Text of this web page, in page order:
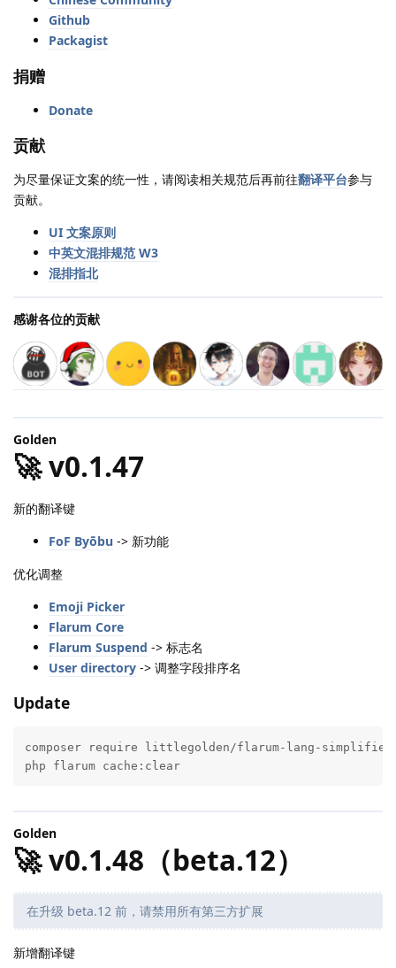
Github
Packagist
捐赠
Donate
贡献
为尽量保证文案的统一性，请阅读相关规范后再前往翻译平台参与
贡献。
UI 文案原则
中英文混排规范 W3
混排指北
感谢各位的贡献
Golden
🚀 v0.1.47
新的翻译键
FoF Byōbu -> 新功能
优化调整
Emoji Picker
Flarum Core
Flarum Suspend -> 标志名
User directory -> 调整字段排序名
Update
composer require littlegolden/flarum-lang-
php flarum cache:clear
Golden
🚀 v0.1.48（beta.12）
在升级 beta.12 前，请禁用所有第三方扩展
新增翻译键